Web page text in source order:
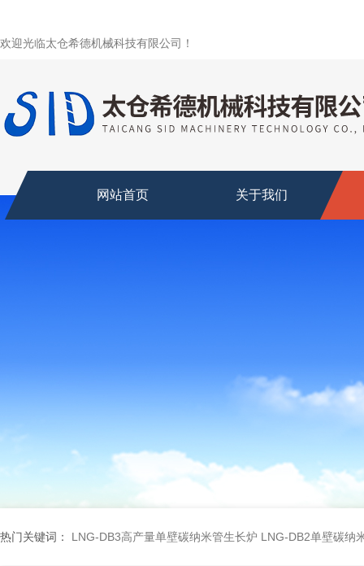
欢迎光临太仓希德机械科技有限公司！
网站首页 关于我们
热门关键词： LNG-DB3高产量单壁碳纳米管生长炉 LNG-DB2单壁碳纳